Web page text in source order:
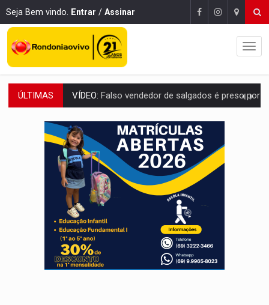
Seja Bem vindo. Entrar / Assinar
ÚLTIMAS BATATA-DOCE E FRANGO: Faça esse escondidinho e me
BARREIRA NATURAL:Desmate da Amazônia corta chuvas no Sul e ameaça
:Anvisa libera venda de medicamentos pela Shopee, mas
MAIS RIGOR: Nova lei endurece punição por abuso sexual contra
POLUIÇÃO E RISCOS: Retirada de fiação irregular avança no país e em PVH
VÍDEO: Armado com machado, homem ameaça matar sobrinha grávida e
TRIBUNAL DO CRIME: Homem é espancado por facção criminosa
VÍDEO:Perseguição é registrada no shopping após colombiana furtar